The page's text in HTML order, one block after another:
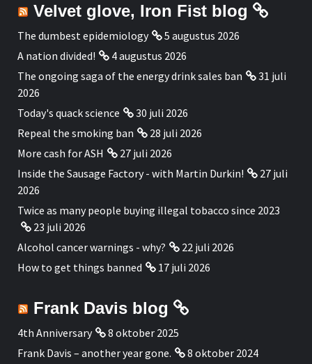
Velvet glove, Iron Fist blog
The dumbest epidemiology
5 augustus 2026
A nation divided!
4 augustus 2026
The ongoing saga of the energy drink sales ban
31 juli
2026
Today's quack science
30 juli 2026
Repeal the smoking ban
28 juli 2026
More cash for ASH
27 juli 2026
Inside the Sausage Factory - with Martin Durkin!
27 juli
2026
Twice as many people buying illegal tobacco since 2023
23 juli 2026
Alcohol cancer warnings - why?
22 juli 2026
How to get things banned
17 juli 2026
Frank Davis blog
4th Anniversary
8 oktober 2025
Frank Davis – another year gone.
8 oktober 2024